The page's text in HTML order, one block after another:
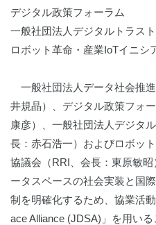
デジタル政策フォーラム
一般社団法人デジタルトラス
ロボット革命・産業IoTイニシ
一般社団法人データ社会推
井規晶）、デジタル政策フォ
康彦）、一般社団法人デジタ
長：赤石浩一）およびロボッ
協議会（RRI、会長：東原敏
ータスペースの社会実装と国
制を明確化するため、協業活
ace Alliance (JDSA)」を用いる